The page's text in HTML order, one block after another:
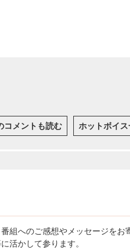
コメントも読む ホットボイ
組へのご感想やメッセージをお
活かして参ります。